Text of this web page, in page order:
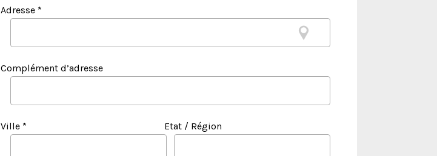
Adresse *
Complément d’adresse
Ville * Etat / Région